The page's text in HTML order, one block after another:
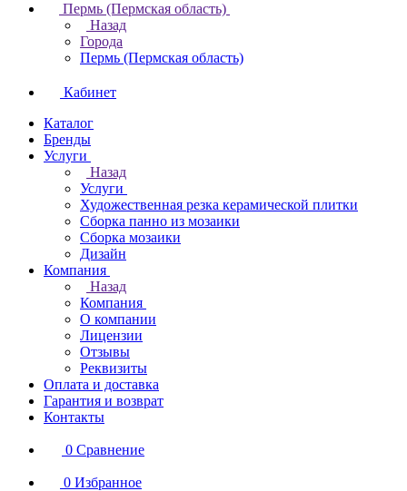
Пермь (Пермская область)
Назад
Города
Пермь (Пермская область)
Кабинет
Каталог
Бренды
Услуги
Назад
Услуги
Художественная резка керамической плитки
Сборка панно из мозаики
Сборка мозаики
Дизайн
Компания
Назад
Компания
О компании
Лицензии
Отзывы
Реквизиты
Оплата и доставка
Гарантия и возврат
Контакты
0 Сравнение
0 Избранное